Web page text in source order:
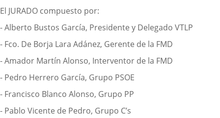
El JURADO compuesto por:
- Alberto Bustos García, Presidente y Delegado VTLP
- Fco. De Borja Lara Adánez, Gerente de la FMD
- Amador Martín Alonso, Interventor de la FMD
- Pedro Herrero García, Grupo PSOE
- Francisco Blanco Alonso, Grupo PP
- Pablo Vicente de Pedro, Grupo C’s